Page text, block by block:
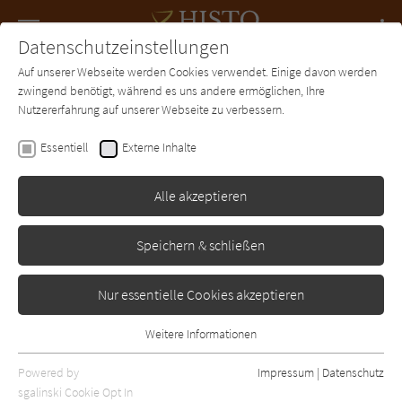
SUCHE Forum Charts Newsletter
Harald Gilbers
Hungerwinter
Erschienen: Mai 2020 0
Datenschutzeinstellungen
Auf unserer Webseite werden Cookies verwendet. Einige davon werden
zwingend benötigt, während es uns andere ermöglichen, Ihre
Nutzererfahrung auf unserer Webseite zu verbessern.
Essentiell Externe Inhalte
Alle akzeptieren
Speichern & schließen
Nur essentielle Cookies akzeptieren
Essentielle Cookies werden für grundlegende Funktionen der
Webseite benötigt. Dadurch ist gewährleistet, dass die Webseite
Weitere Informationen
Powered by
sgalinski Cookie Opt In
Impressum | Datenschutz